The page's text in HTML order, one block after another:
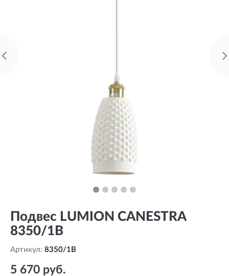
Подвес LUMION CANESTRA
8350/1B
Артикул: 8350/1B
5 670 руб.